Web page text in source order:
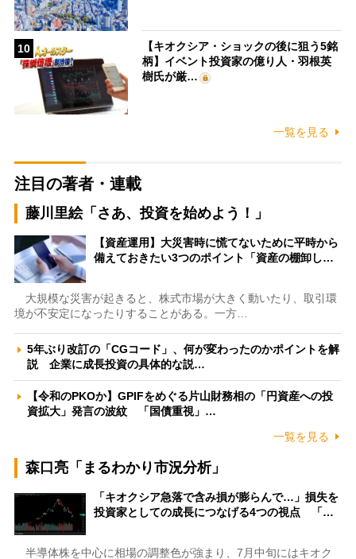
10
【キオクシア・ショックの後に狙う5銘
柄】イベント投資家の億り人・羽根英
樹氏が厳…
一覧を見る
注目の著者・連載
藤川里絵「さあ、投資を始めよう！」
【資産運用】大災害時に慌てないために平時から
備えておきたい3つのポイント「資産の棚卸し…
大規模な災害が起きると、株式市場が大きく動いたり、取引環
境が不安定になったりすることがある。一方…
5年ぶり改訂の「CGコード」、何が変わったのかポイントを解
説 企業に成長投資の具体的な説…
【令和のPKOか】GPIFをめぐる片山財務相の「円資産への投
資拡大」発言の波紋 「国債重視」…
一覧を見る
森口亮「まるわかり市況分析」
「キオクシア急落で含み損が膨らんで…」損失を
投資家としての成長につなげる4つの視点 「…
半導体株を中心に相場の調整色が強まり、7月中旬にはキオク